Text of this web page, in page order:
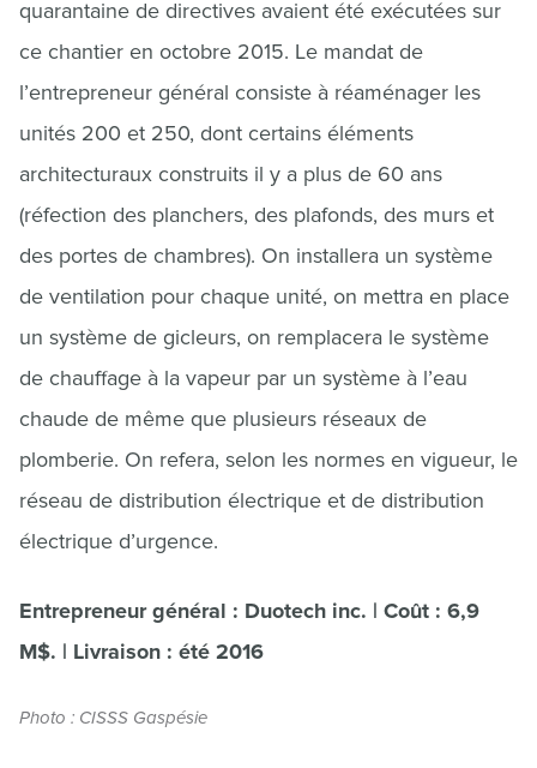
quarantaine de directives avaient été exécutées sur
ce chantier en octobre 2015. Le mandat de
l’entrepreneur général consiste à réaménager les
unités 200 et 250, dont certains éléments
architecturaux construits il y a plus de 60 ans
(réfection des planchers, des plafonds, des murs et
des portes de chambres). On installera un système
de ventilation pour chaque unité, on mettra en place
un système de gicleurs, on remplacera le système
de chauffage à la vapeur par un système à l’eau
chaude de même que plusieurs réseaux de
plomberie. On refera, selon les normes en vigueur, le
réseau de distribution électrique et de distribution
électrique d’urgence.
Entrepreneur général : Duotech inc. | Coût : 6,9
M$. | Livraison : été 2016
Photo : CISSS Gaspésie